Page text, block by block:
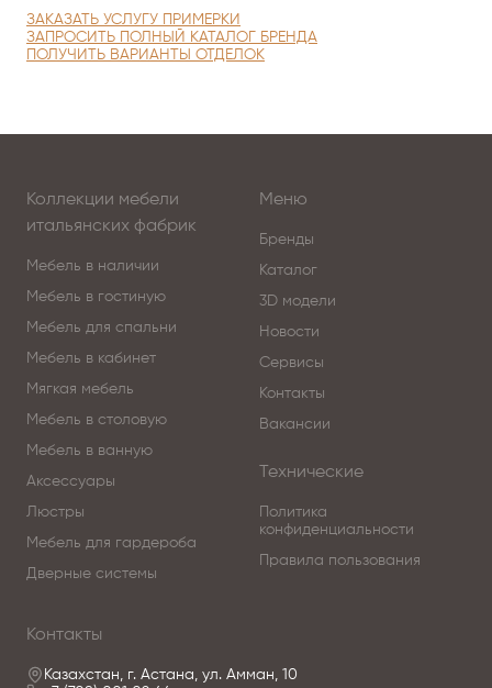
Вы можете заказать Artikoi с прозрачным или
цветным хрусталем. Это световое решение
респектабельный интерьер, наполненный стилем и
Создавайте элитный интерьер вместе с нами!
изучайте наш интернет-каталог, где разнообразные
модели представлены качественными фото,
сравнивайте понравившиеся модели и оформляйте
заказ.
По вопросам приобретения коллекции
обращайтесь в Центр итальянской мебели
Antonovych Home в Астанае.
ЗАКАЗАТЬ УСЛУГУ ПРИМЕРКИ
ЗАПРОСИТЬ ПОЛНЫЙ КАТАЛОГ БРЕНДА
ПОЛУЧИТЬ ВАРИАНТЫ ОТДЕЛОК
Коллекции мебели
итальянских фабрик
Мебель в наличии
Мебель в гостиную
Мебель для спальни
Мебель в кабинет
Мягкая мебель
Мебель в столовую
Мебель в ванную
Аксессуары
Люстры
Мебель для гардероба
Дверные системы
Меню
Бренды
Каталог
3D модели
Новости
Сервисы
Контакты
Вакансии
Технические
Политика
конфиденциальности
Правила пользования
Контакты
Казахстан, г. Астана, ул. Амман, 10